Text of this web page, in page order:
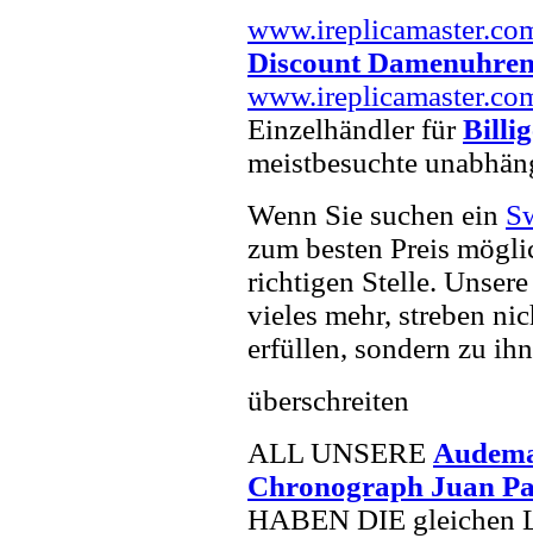
Discount
Einzelhändler für
meistbesuchte
Wenn Sie suchen ein
zum besten Preis
richtigen Stelle.
vieles mehr, streben
erfüllen, sondern zu
überschreiten
ALL UNSERE
Chronograph Juan
HABEN DIE gleichen